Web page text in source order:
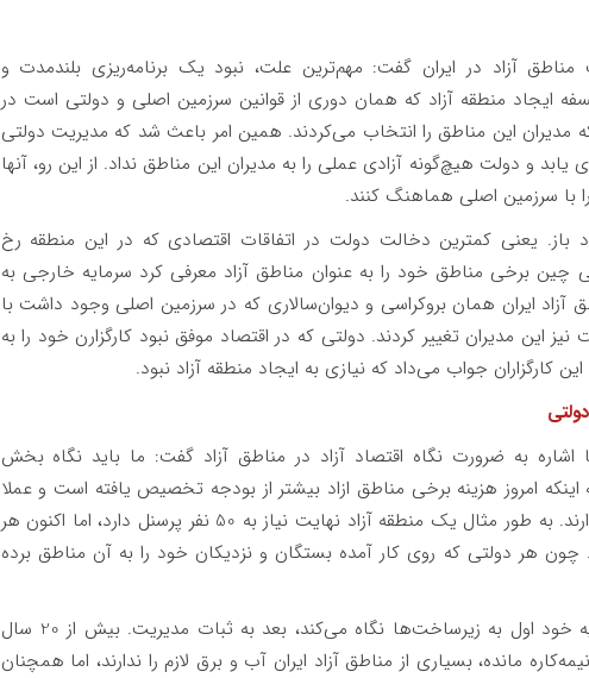
آزاد در ایران گفت: مهم‌ترین علت، نبود یک برنامه‌ریزی بلندمدت و
منطقه آزاد که همان دوری از قوانین سرزمین اصلی و دولتی است در
که مدیران این مناطق را انتخاب می‌کردند. همین امر باعث شد که مدیریت دولتی
و دولت هیچ‌گونه آزادی عملی را به مدیران این مناطق نداد. از این رو، آنها
با سرزمین اصلی هماهنگ کنند.
باز. یعنی کمترین دخالت دولت در اتفاقات اقتصادی که در این منطقه رخ
برخی مناطق خود را به عنوان مناطق آزاد معرفی کرد سرمایه خارجی به
آزاد ایران همان بروکراسی و دیوان‌سالاری که در سرزمین اصلی وجود داشت با
این مدیران تغییر کردند. دولتی که در اقتصاد موفق نبود کارگزارن خود را به
کارگزاران جواب می‌داد که نیازی به ایجاد منطقه آزاد نبود.
به ضرورت نگاه اقتصاد آزاد در مناطق آزاد گفت: ما باید نگاه بخش
امروز هزینه برخی مناطق ازاد بیشتر از بودجه تخصیص یافته است و عملا
پولی برای توسعه و ایجاد زیر ساخت ندارند. به طور مثال یک منطقه آزاد نهایت نیاز به 50 نفر پرسنل دارد، اما اکنون هر
به کار گرفته‌اند. چون هر دولتی که روی کار آمده بستگان و نزدیکان خود را به آن مناطق برده
وی افزود: سرمایه‌گذار برای آوردن سرمایه خود اول به زیر‌ساخت‌ها نگاه می‌کند، بعد به ثبات مدیریت. بیش از 20 سال
مانده، بسیاری از مناطق آزاد ایران آب و برق لازم را ندارند، اما همچنان